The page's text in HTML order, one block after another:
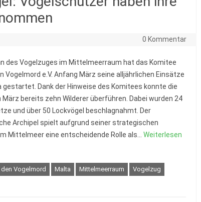
0 Kommentar
des Vogelzuges im Mittelmeerraum hat das Komitee
Vogelmord e.V. Anfang März seine alljährlichen Einsätze
gestartet. Dank der Hinweise des Komitees konnte die
März bereits zehn Wilderer überführen. Dabei wurden 24
und über 50 Lockvögel beschlagnahmt. Der
Archipel spielt aufgrund seiner strategischen
Mittelmeer eine entscheidende Rolle als… Weiterlesen
Vogelmord Malta Mittelmeerraum Vogelzug